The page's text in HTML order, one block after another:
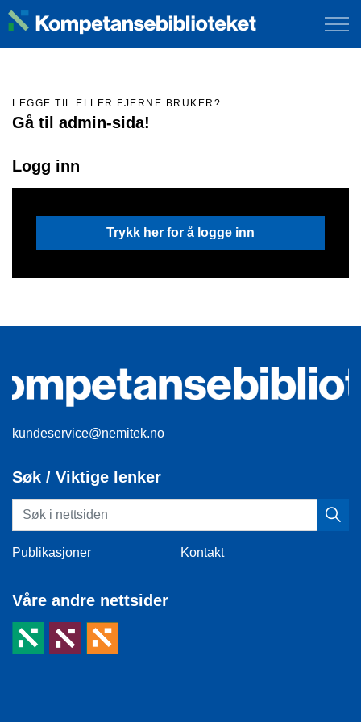
Logg inn
Trykk her for å logge inn
LEGGE TIL ELLER FJERNE BRUKER?
Gå til admin-sida!
kundeservice@nemitek.no
Søk / Viktige lenker
Publikasjoner Kontakt
Våre andre nettsider